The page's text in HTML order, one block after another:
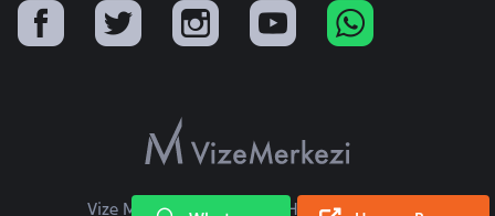
Vize Merkezi © 2026 Tüm Hakları Saklıdır.
Ç
e